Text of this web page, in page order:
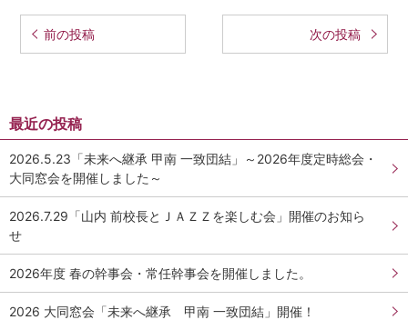
前の投稿 次の投稿
最近の投稿
2026.5.23「未来へ継承 甲南 一致団結」～2026年度定時総会・
大同窓会を開催しました～
2026.7.29「山内 前校長とＪＡＺＺを楽しむ会」開催のお知ら
せ
2026年度 春の幹事会・常任幹事会を開催しました。
2026 大同窓会「未来へ継承 甲南 一致団結」開催！